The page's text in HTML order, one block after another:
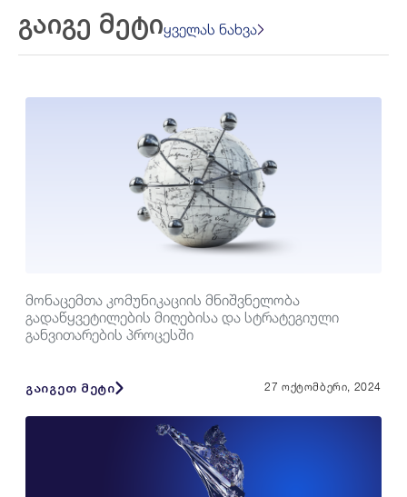
გაიგე მეტიყველას ნახვა
მონაცემთა კომუნიკაციის მნიშვნელობა
გადაწყვეტილების მიღებისა და სტრატეგიული
განვითარების პროცესში
გაიგეთ მეტი 27 ოქტომბერი, 2024